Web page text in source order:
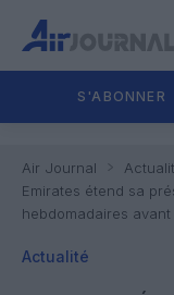
S'ABONNER
Air Journal
Emirates étend sa
hebdomadaires
Actualité